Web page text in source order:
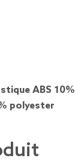
ABS 10%
polyester